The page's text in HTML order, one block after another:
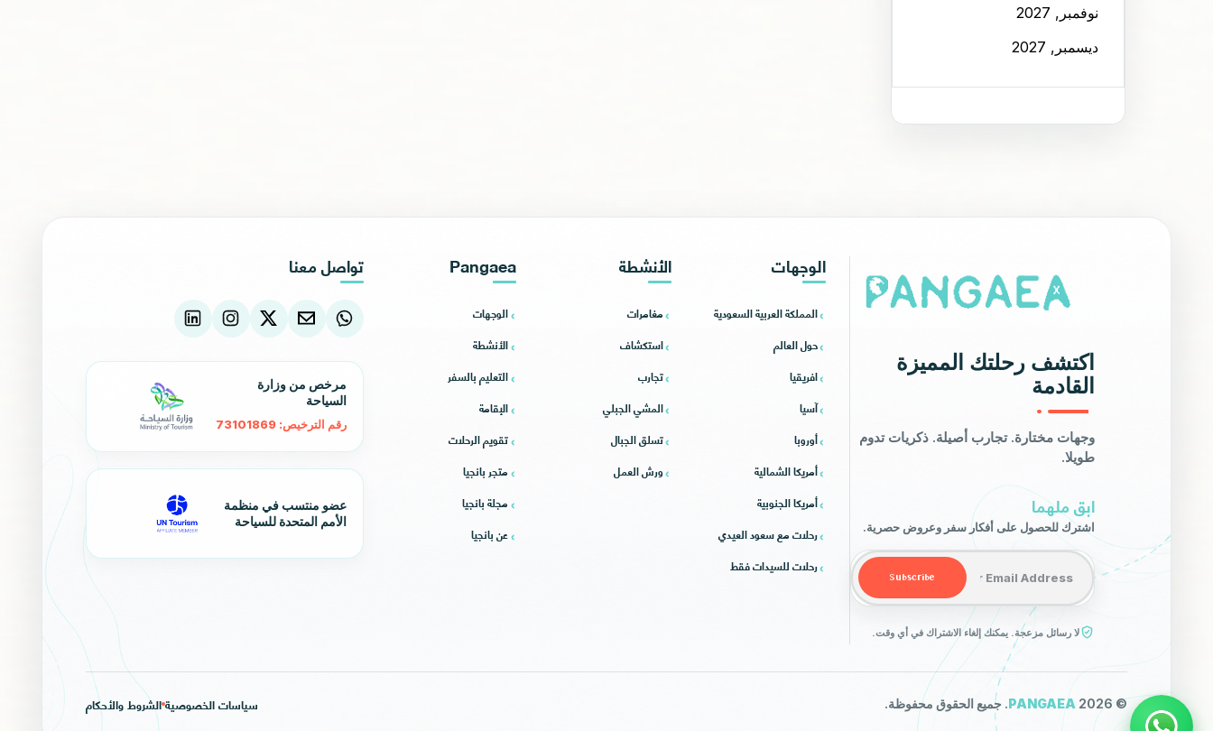
نوفمبر, 2027
ديسمبر, 2027
اكتشف رحلتك المميزة
القادمة
وجهات مختارة. تجارب أصيلة. ذكريات تدوم
طويلا.
ابق ملهما
اشترك للحصول على أفكار سفر وعروض حصرية.
Email address
Subscribe
لا رسائل مزعجة. يمكنك إلغاء الاشتراك في أي وقت.
الوجهات
المملكة العربية السعودية
حول العالم
افريقيا
آسيا
أوروبا
أمريكا الشمالية
أمريكا الجنوبية
رحلات مع سعود العيدي
رحلات للسيدات فقط
الأنشطة
مغامرات
استكشاف
تجارب
المشي الجبلي
تسلق الجبال
ورش العمل
Pangaea
الوجهات
الأنشطة
التعليم بالسفر
الإقامة
تقويم الرحلات
متجر بانجيا
مجلة بانجيا
عن بانجيا
تواصل معنا
مرخص من وزارة
السياحة
رقم الترخيص: 73101869
عضو منتسب في منظمة
الأمم المتحدة للسياحة
© 2026
PANGAEA. جميع الحقوق محفوظة. سياسات الخصوصيةالشروط والأحكام